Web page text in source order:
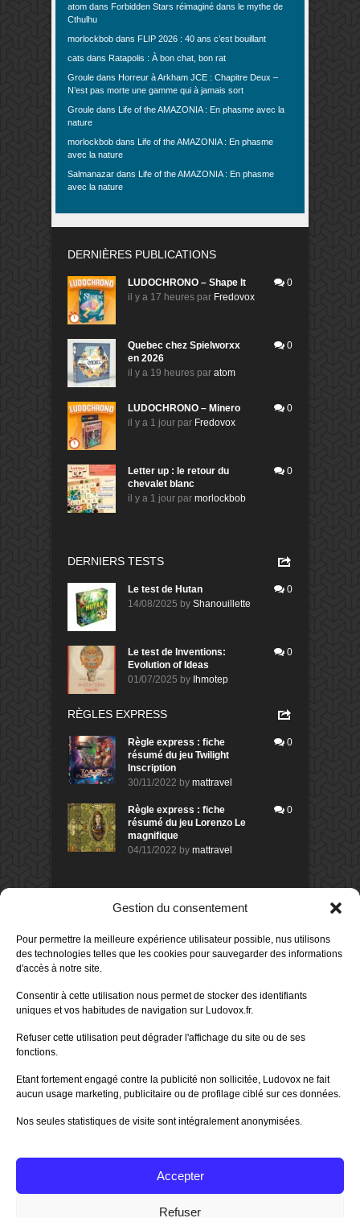
Gestion du consentement
Pour permettre la meilleure expérience utilisateur possible, nus utilisons
des technologies telles que les cookies pour sauvegarder des informations
d'accès à notre site.
Consentir à cette utilisation nous permet de stocker des identifiants
uniques et vos habitudes de navigation sur Ludovox.fr.
Refuser cette utilisation peut dégrader l'affichage du site ou de ses
fonctions.
Etant fortement engagé contre la publicité non sollicitée, Ludovox ne fait
aucun usage marketing, publicitaire ou de profilage ciblé sur ces données.
Nos seules statistiques de visite sont intégralement anonymisées.
Accepter
Refuser
atom dans Forbidden Stars réimaginé dans le mythe de
Cthulhu
morlockbob dans FLIP 2026 : 40 ans c’est bouillant
cats dans Ratapolis : À bon chat, bon rat
Groule dans Horreur à Arkham JCE : Chapitre Deux –
N’est pas morte une gamme qui à jamais sort
Groule dans Life of the AMAZONIA : En phasme avec la
nature
morlockbob dans Life of the AMAZONIA : En phasme
avec la nature
Salmanazar dans Life of the AMAZONIA : En phasme
avec la nature
DERNIÈRES PUBLICATIONS
LUDOCHRONO – Shape It
il y a 17 heures par Fredovox
0
Quebec chez Spielworxx
en 2026
il y a 19 heures par atom
0
LUDOCHRONO – Minero
il y a 1 jour par Fredovox
0
Letter up : le retour du
chevalet blanc
il y a 1 jour par morlockbob
0
DERNIERS TESTS
Le test de Hutan
14/08/2025 by Shanouillette
0
Le test de Inventions:
Evolution of Ideas
01/07/2025 by Ihmotep
0
RÈGLES EXPRESS
Règle express : fiche
résumé du jeu Twilight
Inscription
30/11/2022 by mattravel
0
Règle express : fiche
résumé du jeu Lorenzo Le
magnifique
04/11/2022 by mattravel
0
DERNIERS AVIS DES MEMBRES
Avis de morlockbob
Sur le jeu Collect!
il y a 4 heures
Avis demorlockbob
Sur le jeu Detective Box - Ciao
Publié leil y a 1 jour
80%
Sur le jeu Detective Box - Ciao
Bella